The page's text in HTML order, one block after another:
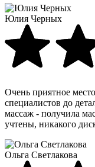
Юлия Черных
Очень приятное
специалистов до
массаж - получила
учтены, никакого
Ольга Светлакова